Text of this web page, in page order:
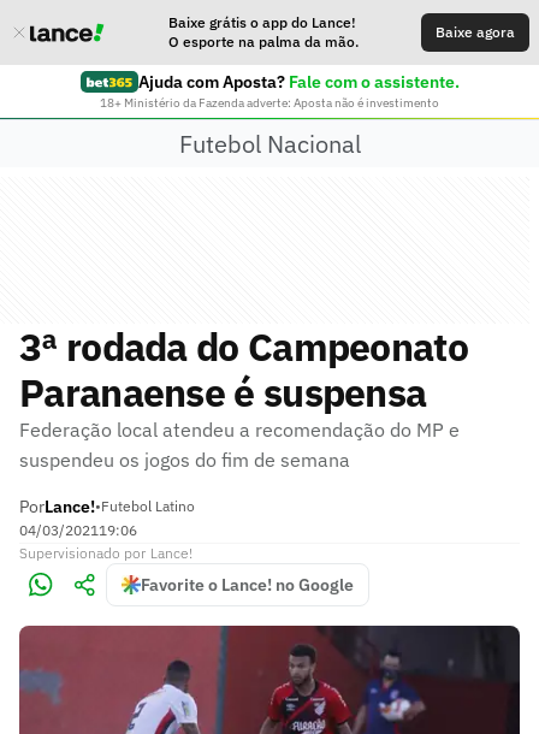
Baixe grátis o app do Lance!
O esporte na palma da mão.
Baixe agora
Ajuda com Aposta? Fale com o assistente.
18+ Ministério da Fazenda adverte: Aposta não é investimento
Futebol Nacional
3ª rodada do Campeonato
Paranaense é suspensa
Federação local atendeu a recomendação do MP e
suspendeu os jogos do fim de semana
PorLance!•Futebol Latino
04/03/202119:06
Supervisionado por Lance!
Favorite o Lance! no Google